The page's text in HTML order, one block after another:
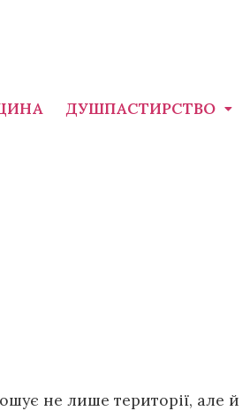
ДУШПАСТИРСТВО
не лише території, але й